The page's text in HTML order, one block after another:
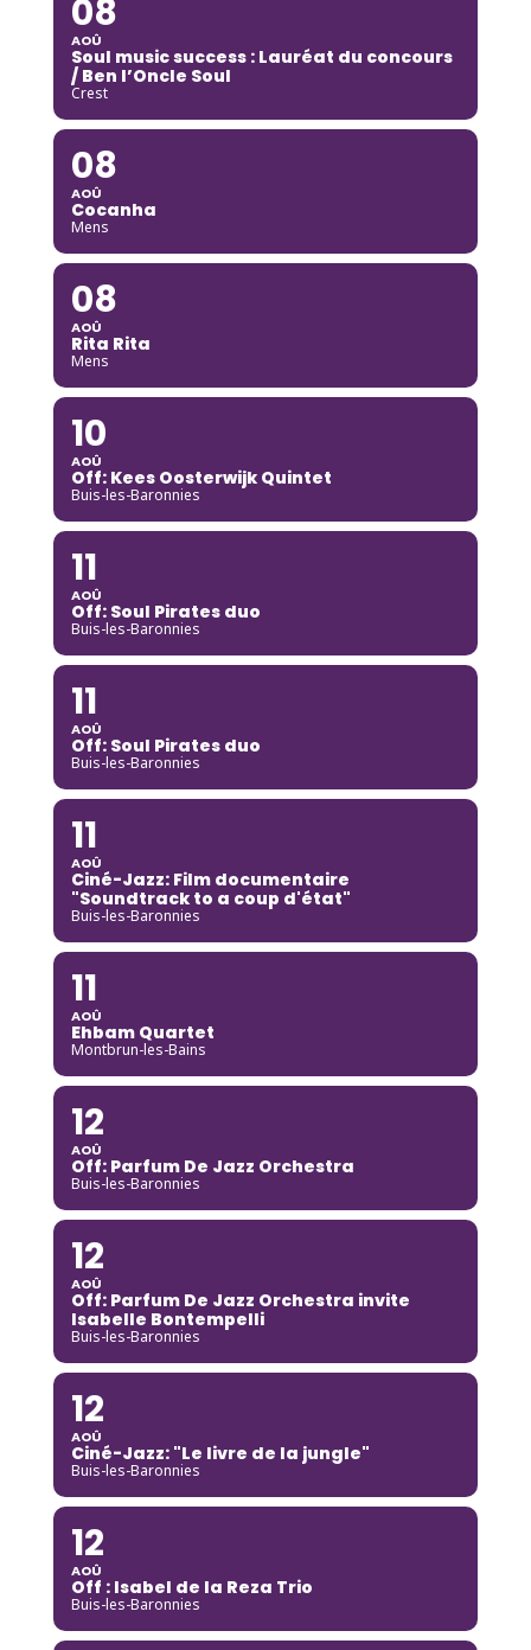
08
AOÛ
Soul music success : Lauréat du concours
/ Ben l’Oncle Soul
Crest
08
AOÛ
Cocanha
Mens
08
AOÛ
Rita Rita
Mens
10
AOÛ
Off: Kees Oosterwijk Quintet
Buis-les-Baronnies
11
AOÛ
Off: Soul Pirates duo
Buis-les-Baronnies
11
AOÛ
Off: Soul Pirates duo
Buis-les-Baronnies
11
AOÛ
Ciné-Jazz: Film documentaire
"Soundtrack to a coup d'état"
Buis-les-Baronnies
11
AOÛ
Ehbam Quartet
Montbrun-les-Bains
12
AOÛ
Off: Parfum De Jazz Orchestra
Buis-les-Baronnies
12
AOÛ
Off: Parfum De Jazz Orchestra invite
Isabelle Bontempelli
Buis-les-Baronnies
12
AOÛ
Ciné-Jazz: "Le livre de la jungle"
Buis-les-Baronnies
12
AOÛ
Off : Isabel de la Reza Trio
Buis-les-Baronnies